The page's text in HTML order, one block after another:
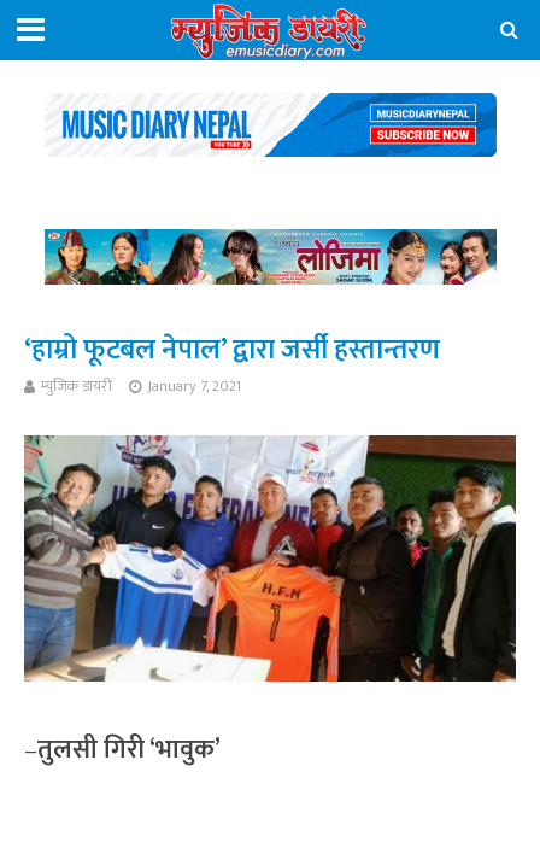
‘हाम्रो फूटबल नेपाल’ द्वारा जर्सी हस्तान्तरण
म्युजिक डायरी January 7, 2021
–तुलसी गिरी ‘भावुक’